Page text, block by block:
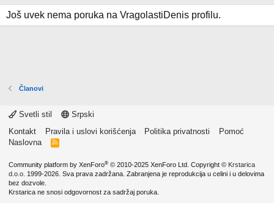
Još uvek nema poruka na VragolastiDenis profilu.
Članovi
Svetli stil
Srpski
Kontakt
Pravila i uslovi korišćenja Politika privatnosti
Pomoć
Naslovna
R
Community platform by XenForo® © 2010-2025 XenForo Ltd. Copyright © Krstarica
d.o.o. 1999-2026. Sva prava zadržana. Zabranjena je reprodukcija u celini i u delovima
bez dozvole.
Krstarica ne snosi odgovornost za sadržaj poruka.